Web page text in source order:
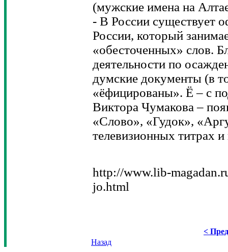
(мужские имена на
- В России существует
России, который
«обесточенных» слов.
деятельности по
думские документы (в
«ёфицированы». Ё – с
Виктора Чумакова –
«Слово», «Гудок»,
телевизионных титрах и
http://www.lib-
jo.html
<
Назад